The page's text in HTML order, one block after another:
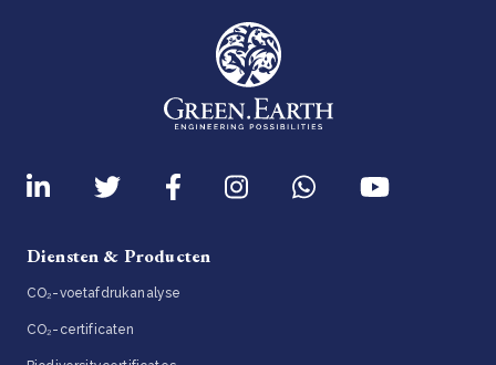
Diensten & Producten
CO₂-voetafdrukanalyse
CO₂-certificaten